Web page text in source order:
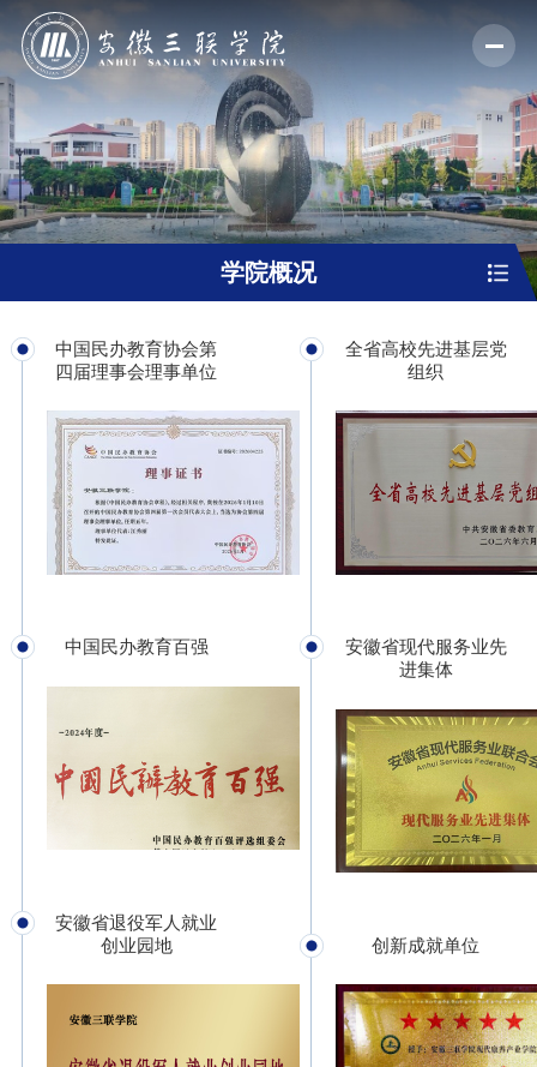
学院概况
中国民办教育协会第
四届理事会理事单位
中国民办教育百强
安徽省退役军人就业
创业园地
全省高校先进基层党
组织
安徽省现代服务业先
进集体
创新成就单位